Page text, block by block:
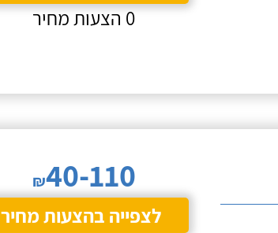
0 הצעות מחיר
₪40-110
לצפייה בהצעות מחיר